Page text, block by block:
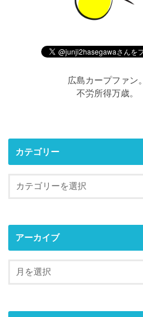
広島カープファン。
不労所得万歳。
カテゴリー
アーカイブ